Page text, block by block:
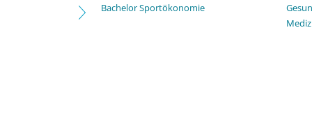
Bachelor Sportökonomie